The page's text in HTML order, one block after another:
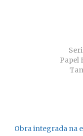
Papel
Obra integrada na